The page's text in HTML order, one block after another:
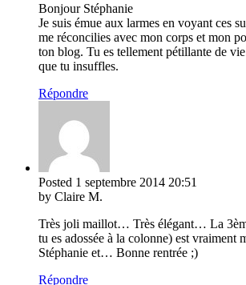
Bonjour Stéphanie
Je suis émue aux larmes en voyant ces
me réconcilies avec mon corps et mon
ton blog. Tu es tellement pétillante de
que tu insuffles.
Répondre
Posted 1 septembre 2014 20:51
by Claire M.
Très joli maillot… Très élégant… La
tu es adossée à la colonne) est vraiment
Stéphanie et… Bonne rentrée ;)
Répondre